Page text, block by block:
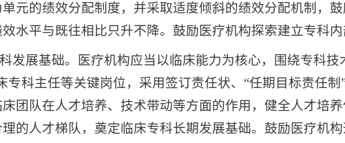
元的绩效分配制度，并采取适度倾斜的绩效分配机制，
水平与既往相比只升不降。鼓励医疗机构探索建立专科
发展基础。医疗机构应当以临床能力为核心，围绕专科
专科主任等关键岗位，采用签订责任状、“任期目标责任
团队在人才培养、技术带动等方面的作用，健全人才培
的人才梯队，奠定临床专科长期发展基础。鼓励医疗机